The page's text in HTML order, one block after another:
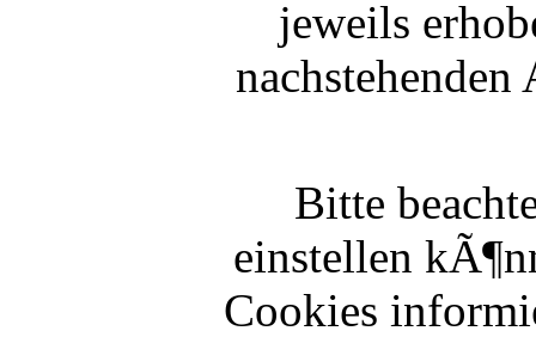
jeweils
Bitte
einstellen
Cookies